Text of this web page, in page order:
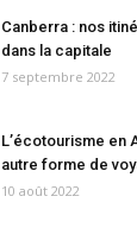
Canberra : nos
dans la capitale
7 septembre 2022
L’écotourisme en
autre forme de
10 août 2022